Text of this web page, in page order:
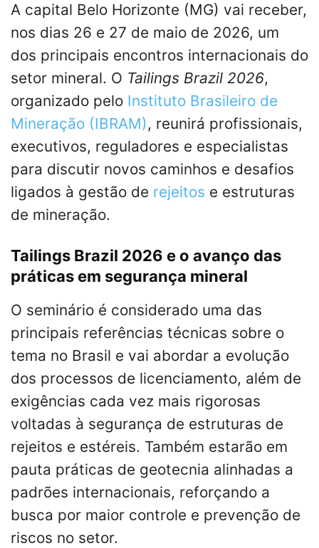
A capital Belo Horizonte (MG) vai receber,
nos dias 26 e 27 de maio de 2026, um
dos principais encontros internacionais do
setor mineral. O Tailings Brazil 2026,
organizado pelo Instituto Brasileiro de
Mineração (IBRAM), reunirá profissionais,
executivos, reguladores e especialistas
para discutir novos caminhos e desafios
ligados à gestão de rejeitos e estruturas
de mineração.
Tailings Brazil 2026 e o avanço das
práticas em segurança mineral
O seminário é considerado uma das
principais referências técnicas sobre o
tema no Brasil e vai abordar a evolução
dos processos de licenciamento, além de
exigências cada vez mais rigorosas
voltadas à segurança de estruturas de
rejeitos e estéreis. Também estarão em
pauta práticas de geotecnia alinhadas a
padrões internacionais, reforçando a
busca por maior controle e prevenção de
riscos no setor.